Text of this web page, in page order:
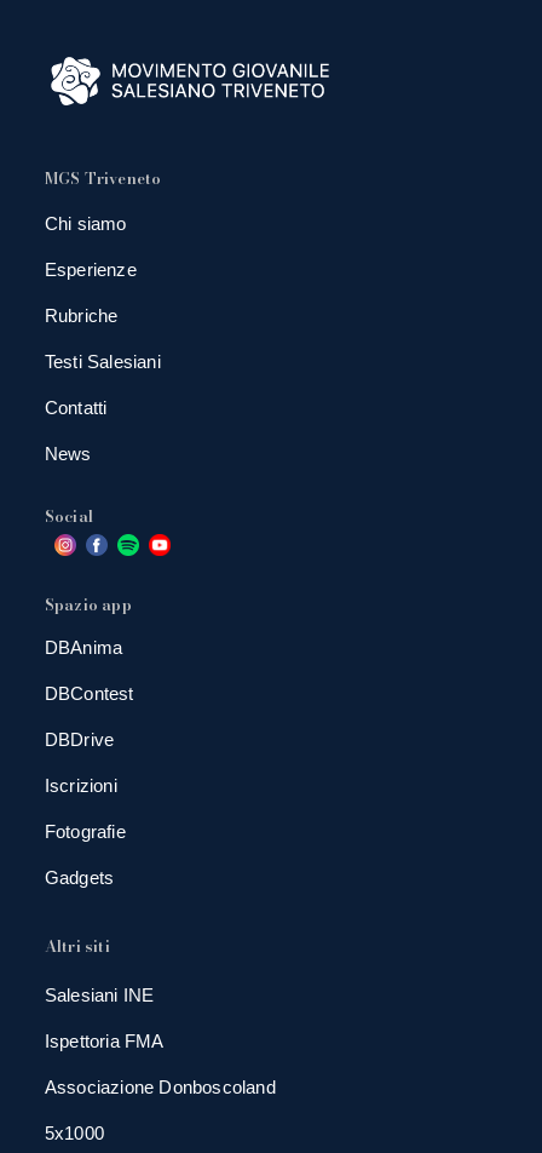
MGS Triveneto
Chi siamo
Esperienze
Rubriche
Testi Salesiani
Contatti
News
Social
Spazio app
DBAnima
DBContest
DBDrive
Iscrizioni
Fotografie
Gadgets
Altri siti
Salesiani INE
Ispettoria FMA
Associazione Donboscoland
5x1000